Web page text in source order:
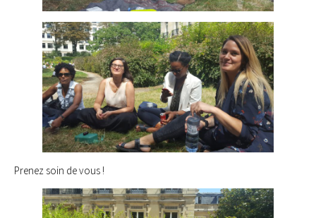
Prenez soin de vous !